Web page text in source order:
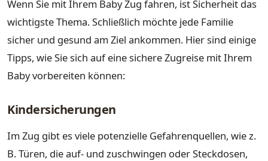
Wenn Sie mit Ihrem Baby Zug fahren, ist Sicherheit das
wichtigste Thema. Schließlich möchte jede Familie
sicher und gesund am Ziel ankommen. Hier sind einige
Tipps, wie Sie sich auf eine sichere Zugreise mit Ihrem
Baby vorbereiten können:
Kindersicherungen
Im Zug gibt es viele potenzielle Gefahrenquellen, wie z.
B. Türen, die auf- und zuschwingen oder Steckdosen,